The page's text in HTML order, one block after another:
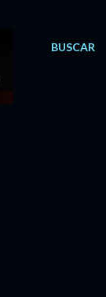
BUSCAR